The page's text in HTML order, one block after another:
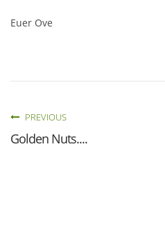
Euer Ove
PREVIOUS
Golden Nuts....